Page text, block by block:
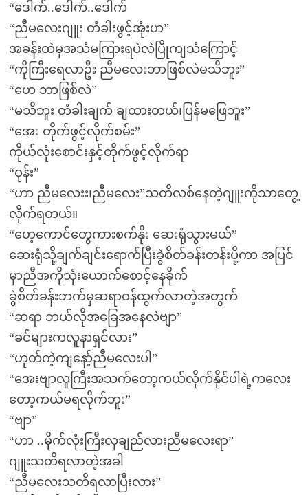
“ဒေါက်..ဒေါက်..ဒေါက်
“ညီမလေးဂျူး တံခါးဖွင့်အုံးဟ”
အခန်းထဲမှအသံမကြားရပဲလဲပြိုကျသံကြောင့်
“ကိုကြီးရေလာဦး ညီမလေးဘာဖြစ်လဲမသိဘူး”
“ဟေ ဘာဖြစ်လဲ”
“မသိဘူး တံခါးချက် ချထားတယ်၊ပြန်မဖြေဘူး”
“အေး တိုက်ဖွင့်လိုက်စမ်း”
ကိုယ်လုံးစောင်းနှင့်တိုက်ဖွင့်လိုက်ရာ
“ဝုန်း”
“ဟာ ညီမလေးး၊ညီမလေး”သတိလစ်နေတဲ့ဂျူးကိုသာတွေ့
လိုက်ရတယ်။
“ဟေ့ကောင်တွေကားစက်နိုး ဆေးရုံသွားမယ်”
ဆေးရုံသို့ချက်ချင်းရောက်ပြီးခွဲစိတ်ခန်းတန်းပို့ကာ အပြင်
မှာညီအကိုသုံးယောက်စောင့်နေခိုက်
ခွဲစိတ်ခန်းဘက်မှဆရာဝန်ထွက်လာတဲ့အတွက်
“ဆရာ ဘယ်လိုအခြေအနေလဲဗျာ”
“ခင်များကလူနာရှင်လား”
“ဟုတ်ကဲ့ကျနော့်ညီမလေးပါ”
“အေးဗျာလူကြီးအသက်တော့ကယ်လိုက်နိုင်ပါရဲ့ကလေး
တော့ကယ်မရလိုက်ဘူး”
“ဗျာ”
“ဟာ ..မိုက်လုံးကြီးလှချည်လားညီမလေးရာ”
ဂျူးသတိရလာတဲ့အခါ
“ညီမလေးသတိရလာပြီးလား”